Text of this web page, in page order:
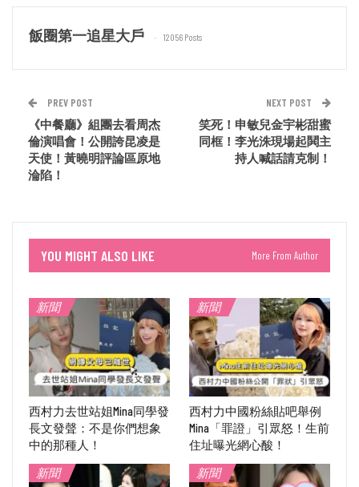
飯圈第一追星大戶 12056 Posts
PREV POST
《中餐廳》組團去看周杰
倫演唱會！公開誇昆凌是
天使！黃曉明評論區原地
淪陷！
NEXT POST
笑死！申敏兒金宇彬甜蜜
同框！李光洙現場起鬨主
持人喊話請克制！
YOU MIGHT ALSO LIKE More From Author
新聞
西村力去世站姐Mina同學發
長文發聲：不是你們想象
中的那種人！
新聞
西村力中國粉絲貼吧舉例
Mina「罪證」引眾怒！生前
住址曝光網心酸！
新聞
新聞